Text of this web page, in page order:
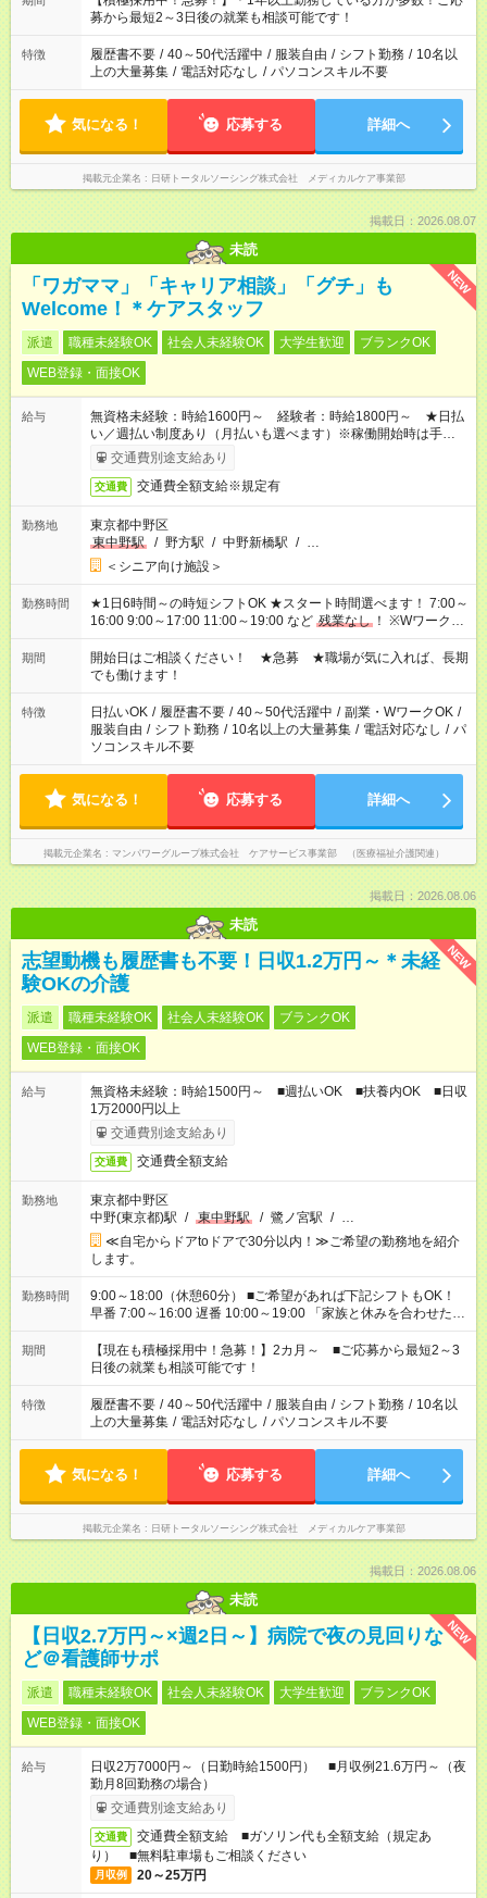
いね。 ※Wワーク希望の方へ 今ご覧のお仕事で希望する勤務時
間と、もう1つのお仕事の勤務時間。 合計で週40時間を超える
場合は応募できません。
募から最短2～3日後の就業も相談可能です！
特徴 履歴書不要 / 40～50代活躍中 / 服装自由 / シフト勤務 / 10名以
上の大量募集 / 電話対応なし / パソコンスキル不要
気になる！ 応募する 詳細へ
掲載元企業名 日研トータルソーシング株式会社 メディカルケア事業部
掲載日：2026.08.07
未読
NEW
「ワガママ」「キャリア相談」「グチ」も
Welcome！＊ケアスタッフ
派遣 職種未経験OK 社会人未経験OK 大学生歓迎
ブランクOK
WEB登録・面接OK
給与
無資格未経験：時給1600円～ 経験者：時給1800円～ ★日払
い／週払い制度あり（月払いも選べます）※稼働開始時は手続き
完了次第のお支払いとなります。
交通費別途支給あり
交通費 交通費全額支給※規定有
勤務地
東京都中野区
東中野駅
/ 野方駅 / 中野新橋駅 / …
＜シニア向け施設＞
勤務時間
★1日6時間～の時短シフトOK ★スタート時間選べます！ 7:00～
16:00 9:00～17:00 11:00～19:00 など 残業なし ！ ※Wワークの
場合、他のお仕事と合わせ週40時間超の就業はご案内できませ
ん ※法令に基づき、週20時間以上勤務は社会保険への加入対象
となります ※労働者派遣法（日雇い派遣の原則禁止）により、
短時間・短期間の就業はご案内が難しい場合があります
期間
開始日はご相談ください！ ★急募 ★職場が気に入れば、長期
でも働けます！
特徴 日払いOK / 履歴書不要 / 40～50代活躍中 / 副業・WワークOK /
服装自由 / シフト勤務 / 10名以上の大量募集 / 電話対応なし / パ
ソコンスキル不要
気になる！ 応募する 詳細へ
掲載元企業名 マンパワーグループ株式会社 ケアサービス事業部 （医療福祉介護関連）
掲載日：2026.08.06
未読
NEW
志望動機も履歴書も不要！日収1.2万円～＊未経
験OKの介護
派遣 職種未経験OK 社会人未経験OK
ブランクOK
WEB登録・面接OK
給与
無資格未経験：時給1500円～ ■週払いOK ■扶養内OK ■日収
1万2000円以上
交通費別途支給あり
交通費 交通費全額支給
勤務地
東京都中野区
中野(東京都)駅 / 東中野駅 / 鷺ノ宮駅 / …
≪自宅からドアtoドアで30分以内！≫ご希望の勤務地を紹介
します。
勤務時間
9:00～18:00（休憩60分） ■ご希望があれば下記シフトもOK！
早番 7:00～16:00 遅番 10:00～19:00 「家族と休みを合わせた
い」 「余裕を持って夕飯の準備がしたい」 「できれば残業はし
たくない」 など、ご希望を教えてくださいね。 ※Wワーク希望
の方へ 今ご覧のお仕事で希望する勤務時間と、もう1つのお仕事
の勤務時間。 合計で週40時間を超える場合は応募できません。
期間
【現在も積極採用中！急募！】2カ月～ ■ご応募から最短2～3
日後の就業も相談可能です！
特徴 履歴書不要 / 40～50代活躍中 / 服装自由 / シフト勤務 / 10名以
上の大量募集 / 電話対応なし / パソコンスキル不要
気になる！ 応募する 詳細へ
掲載元企業名 日研トータルソーシング株式会社 メディカルケア事業部
掲載日：2026.08.06
未読
NEW
【日収2.7万円～×週2日～】病院で夜の見回りな
ど＠看護師サポ
派遣 職種未経験OK 社会人未経験OK 大学生歓迎
ブランクOK
WEB登録・面接OK
給与
日収2万7000円～（日勤時給1500円） ■月収例21.6万円～（夜
勤月8回勤務の場合）
交通費別途支給あり
交通費
交通費全額支給 ■ガソリン代も全額支給（規定あ
り） ■無料駐車場もご相談ください
月収例 20～25万円